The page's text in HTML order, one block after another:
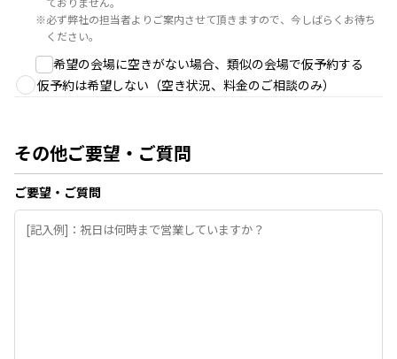
※必ず弊社の担当者よりご案内させて頂きますので、今しばらくお待ち
ください。
希望の会場に空きがない場合、類似の会場で仮予約する
仮予約は希望しない（空き状況、料金のご相談のみ）
その他ご要望・ご質問
ご要望・ご質問